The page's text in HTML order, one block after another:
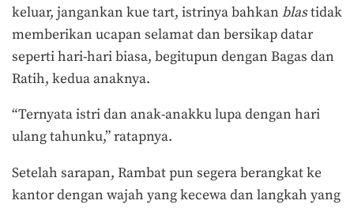
keluar, jangankan kue tart, istrinya bahkan blastidak
memberikan ucapan selamat dan bersikap datar
seperti hari-hari biasa, begitupun dengan Bagas dan
Ratih, kedua anaknya.
“Ternyata istri dan anak-anakku lupa dengan hari
ulang tahunku,” ratapnya.
Setelah sarapan, Rambat pun segera berangkat ke
kantor dengan wajah yang kecewa dan langkah yang